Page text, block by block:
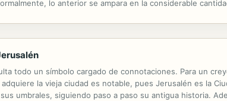
lo anterior se ampara en la considerable
todo un símbolo cargado de connotaciones. Para un
la vieja ciudad es notable, pues Jerusalén es la
umbrales, siguiendo paso a paso su antigua historia.